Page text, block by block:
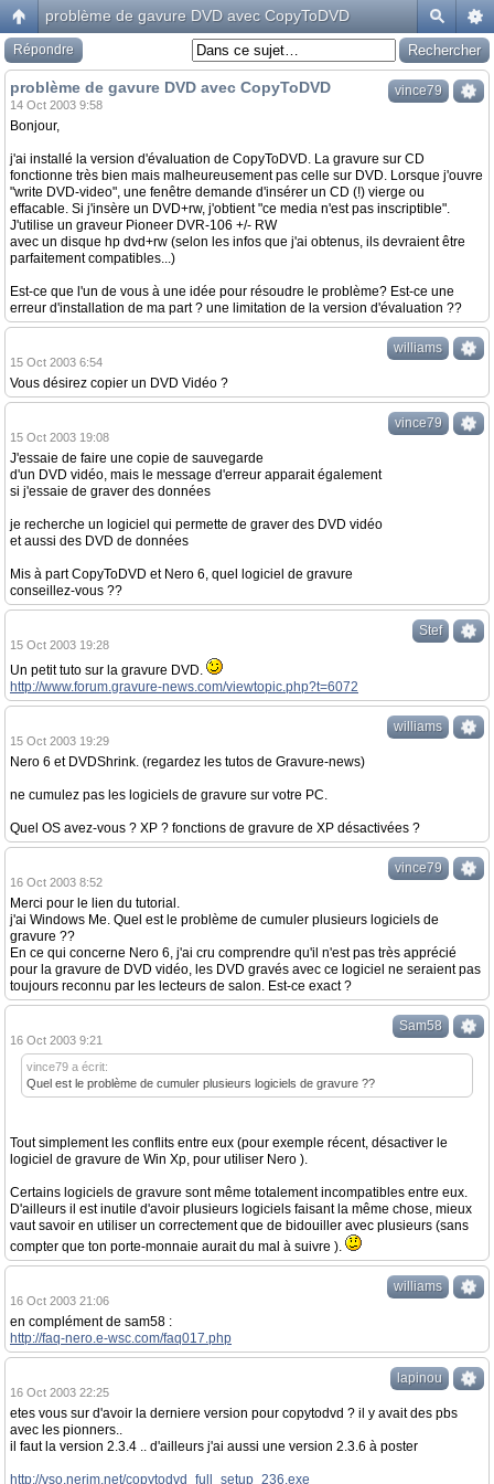
problème de gavure DVD avec CopyToDVD
Répondre
vince79
problème de gavure DVD avec CopyToDVD
14 Oct 2003 9:58
Bonjour,
j'ai installé la version d'évaluation de CopyToDVD. La gravure sur CD
fonctionne très bien mais malheureusement pas celle sur DVD. Lorsque j'ouvre
"write DVD-video", une fenêtre demande d'insérer un CD (!) vierge ou
effacable. Si j'insère un DVD+rw, j'obtient "ce media n'est pas inscriptible".
J'utilise un graveur Pioneer DVR-106 +/- RW
avec un disque hp dvd+rw (selon les infos que j'ai obtenus, ils devraient être
parfaitement compatibles...)
Est-ce que l'un de vous à une idée pour résoudre le problème? Est-ce une
erreur d'installation de ma part ? une limitation de la version d'évaluation ??
williams
15 Oct 2003 6:54
Vous désirez copier un DVD Vidéo ?
vince79
15 Oct 2003 19:08
J'essaie de faire une copie de sauvegarde
d'un DVD vidéo, mais le message d'erreur apparait également
si j'essaie de graver des données
je recherche un logiciel qui permette de graver des DVD vidéo
et aussi des DVD de données
Mis à part CopyToDVD et Nero 6, quel logiciel de gravure
conseillez-vous ??
Stef
15 Oct 2003 19:28
Un petit tuto sur la gravure DVD.
http://www.forum.gravure-news.com/viewtopic.php?t=6072
williams
15 Oct 2003 19:29
Nero 6 et DVDShrink. (regardez les tutos de Gravure-news)
ne cumulez pas les logiciels de gravure sur votre PC.
Quel OS avez-vous ? XP ? fonctions de gravure de XP désactivées ?
vince79
16 Oct 2003 8:52
Merci pour le lien du tutorial.
j'ai Windows Me. Quel est le problème de cumuler plusieurs logiciels de
gravure ??
En ce qui concerne Nero 6, j'ai cru comprendre qu'il n'est pas très apprécié
pour la gravure de DVD vidéo, les DVD gravés avec ce logiciel ne seraient pas
toujours reconnu par les lecteurs de salon. Est-ce exact ?
Sam58
16 Oct 2003 9:21
vince79 a écrit:
Quel est le problème de cumuler plusieurs logiciels de gravure ??
Tout simplement les conflits entre eux (pour exemple récent, désactiver le
logiciel de gravure de Win Xp, pour utiliser Nero ).
Certains logiciels de gravure sont même totalement incompatibles entre eux.
D'ailleurs il est inutile d'avoir plusieurs logiciels faisant la même chose, mieux
vaut savoir en utiliser un correctement que de bidouiller avec plusieurs (sans
compter que ton porte-monnaie aurait du mal à suivre ).
williams
16 Oct 2003 21:06
en complément de sam58 :
http://faq-nero.e-wsc.com/faq017.php
lapinou
16 Oct 2003 22:25
etes vous sur d'avoir la derniere version pour copytodvd ? il y avait des pbs
avec les pionners..
il faut la version 2.3.4 .. d'ailleurs j'ai aussi une version 2.3.6 à poster
http://vso.nerim.net/copytodvd_full_setup_236.exe